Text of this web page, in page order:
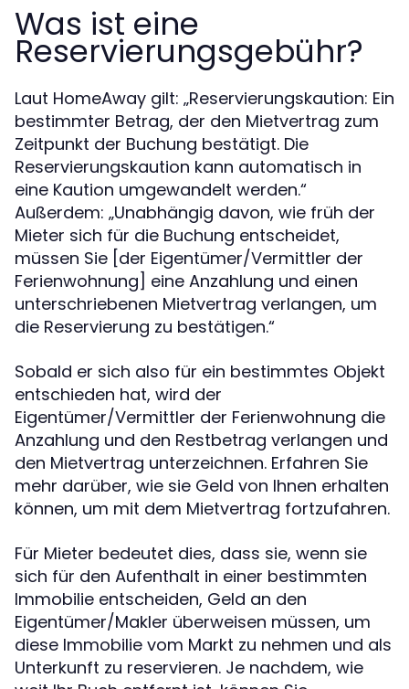
Was ist eine
Reservierungsgebühr?
Laut HomeAway gilt: „Reservierungskaution: Ein
bestimmter Betrag, der den Mietvertrag zum
Zeitpunkt der Buchung bestätigt. Die
Reservierungskaution kann automatisch in
eine Kaution umgewandelt werden.“
Außerdem: „Unabhängig davon, wie früh der
Mieter sich für die Buchung entscheidet,
müssen Sie [der Eigentümer/Vermittler der
Ferienwohnung] eine Anzahlung und einen
unterschriebenen Mietvertrag verlangen, um
die Reservierung zu bestätigen.“
Sobald er sich also für ein bestimmtes Objekt
entschieden hat, wird der
Eigentümer/Vermittler der Ferienwohnung die
Anzahlung und den Restbetrag verlangen und
den Mietvertrag unterzeichnen. Erfahren Sie
mehr darüber, wie sie Geld von Ihnen erhalten
können, um mit dem Mietvertrag fortzufahren.
Für Mieter bedeutet dies, dass sie, wenn sie
sich für den Aufenthalt in einer bestimmten
Immobilie entscheiden, Geld an den
Eigentümer/Makler überweisen müssen, um
diese Immobilie vom Markt zu nehmen und als
Unterkunft zu reservieren. Je nachdem, wie